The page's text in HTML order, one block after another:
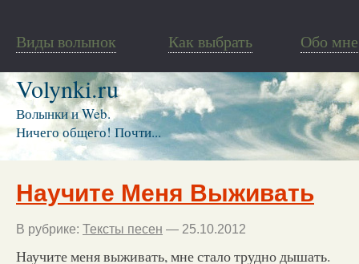
Виды волынок Как выбрать Обо мне
Volynki.ru
Волынки и Web.
Ничего общего! Почти...
Научите Меня Выживать
В рубрике: Тексты песен — 25.10.2012
Научите меня выживать, мне стало трудно дышать.